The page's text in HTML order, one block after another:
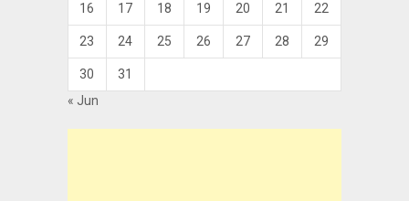
16 17 18 19 20 21 22
23 24 25 26 27 28 29
30
31
« Jun